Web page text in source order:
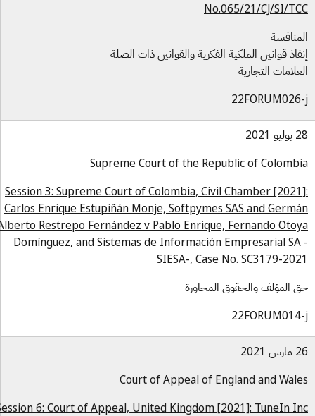
No.065/21/CJ/SI/
قوانين الملكية الفكرية والقوانين ذات الصلة
التجارية
Supreme Court of the Republic of
Session 3: Supreme Court of Colombia, Civil Chamber
Carlos Enrique Estupiñán Monje, Softpymes SAS and
Alberto Restrepo Fernández v Pablo Enrique, Fernando
Domínguez, and Sistemas de Información Empresarial
SIESA-, Case No. SC3179-
المؤلف والحقوق المجاورة
Court of Appeal of England and
Session 6: Court of Appeal, United Kingdom [2021]: TuneIn